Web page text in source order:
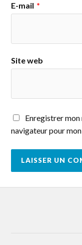
E-mail *
Site web
Enregistrer mon
navigateur pour